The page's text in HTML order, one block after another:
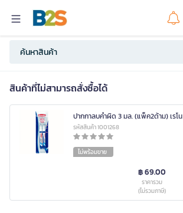
สินค้าที่ไม่สามารถสั่งซื้อได้
ปากกาลบคำผิด 3 มล. (แพ็ค2ด้าม) เรโน
รหัสสินค้า 1001268
ไม่พร้อมขาย
฿ 69.00
ราคารวม
(ไม่รวมภาษี)